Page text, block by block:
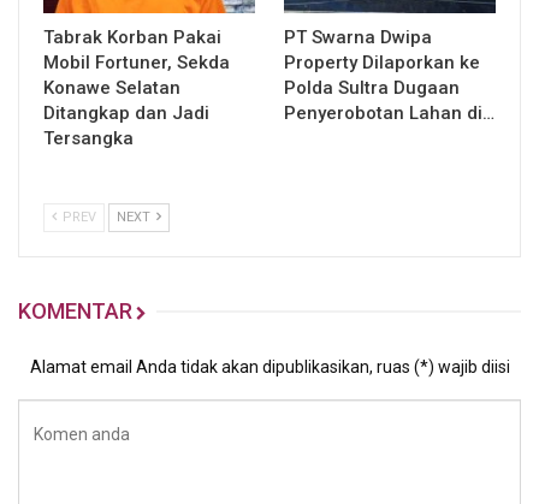
Tabrak Korban Pakai
Mobil Fortuner, Sekda
Konawe Selatan
Ditangkap dan Jadi
Tersangka
PT Swarna Dwipa
Property Dilaporkan ke
Polda Sultra Dugaan
Penyerobotan Lahan di…
PREV NEXT
KOMENTAR
Alamat email Anda tidak akan dipublikasikan, ruas (*) wajib diisi